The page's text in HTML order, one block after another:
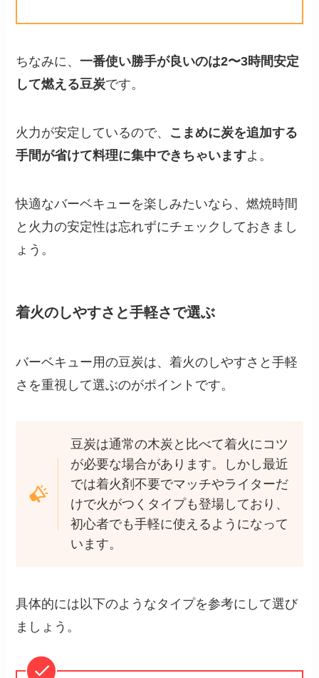
ちなみに、一番使い勝手が良いのは2〜3時間安定
して燃える豆炭です。
火力が安定しているので、 こまめに炭を追加する
手間が省けて料理に集中できちゃいますよ。
快適なバーベキューを楽しみたいなら、燃焼時間
と火力の安定性は忘れずにチェックしておきまし
ょう。
着火のしやすさと手軽さで選ぶ
バーベキュー用の豆炭は、着火のしやすさと手軽
さを重視して選ぶのがポイントです。
豆炭は通常の木炭と比べて着火にコツ
が必要な場合があります。しかし最近
では着火剤不要でマッチやライターだ
けで火がつくタイプも登場しており、
初心者でも手軽に使えるようになって
います。
具体的には以下のようなタイプを参考にして選び
ましょう。